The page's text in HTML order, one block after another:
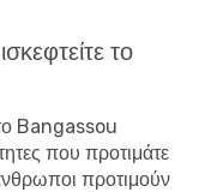
το
Bangassou
που προτιμάτε
προτιμούν